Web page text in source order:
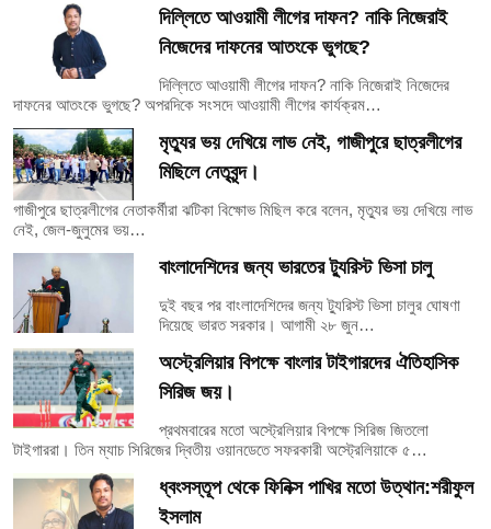
দিল্লিতে আওয়ামী লীগের দাফন? নাকি নিজেরাই
নিজেদের দাফনের আতংকে ভুগছে?
দিল্লিতে আওয়ামী লীগের দাফন? নাকি নিজেরাই নিজেদের
দাফনের আতংকে ভুগছে? অপরদিকে সংসদে আওয়ামী লীগের কার্যক্রম…
মৃত্যুর ভয় দেখিয়ে লাভ নেই, গাজীপুরে ছাত্রলীগের
মিছিলে নেতৃবৃন্দ।
গাজীপুরে ছাত্রলীগের নেতাকর্মীরা ঝটিকা বিক্ষোভ মিছিল করে বলেন, মৃত্যুর ভয় দেখিয়ে লাভ
নেই, জেল-জুলুমের ভয়…
বাংলাদেশিদের জন্য ভারতের ট্যুরিস্ট ভিসা চালু
দুই বছর পর বাংলাদেশিদের জন্য ট্যুরিস্ট ভিসা চালুর ঘোষণা
দিয়েছে ভারত সরকার। আগামী ২৮ জুন…
অস্ট্রেলিয়ার বিপক্ষে বাংলার টাইগারদের ঐতিহাসিক
সিরিজ জয়।
প্রথমবারের মতো অস্ট্রেলিয়ার বিপক্ষে সিরিজ জিতলো
টাইগাররা। তিন ম্যাচ সিরিজের দ্বিতীয় ওয়ানডেতে সফরকারী অস্ট্রেলিয়াকে ৫…
ধ্বংসস্তূপ থেকে ফিনিক্স পাখির মতো উত্থান:শরীফুল
ইসলাম